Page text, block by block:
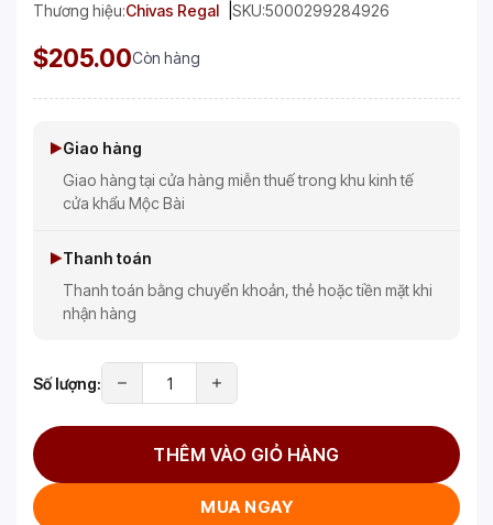
Thương hiệu:Chivas Regal SKU:5000299284926
$205.00Còn hàng
Giao hàng
Giao hàng tại cửa hàng miễn thuế trong khu kinh tế
cửa khẩu Mộc Bài
Thanh toán
Thanh toán bằng chuyển khoản, thẻ hoặc tiền mặt khi
nhận hàng
Số lượng:
THÊM VÀO GIỎ HÀNG
MUA NGAY